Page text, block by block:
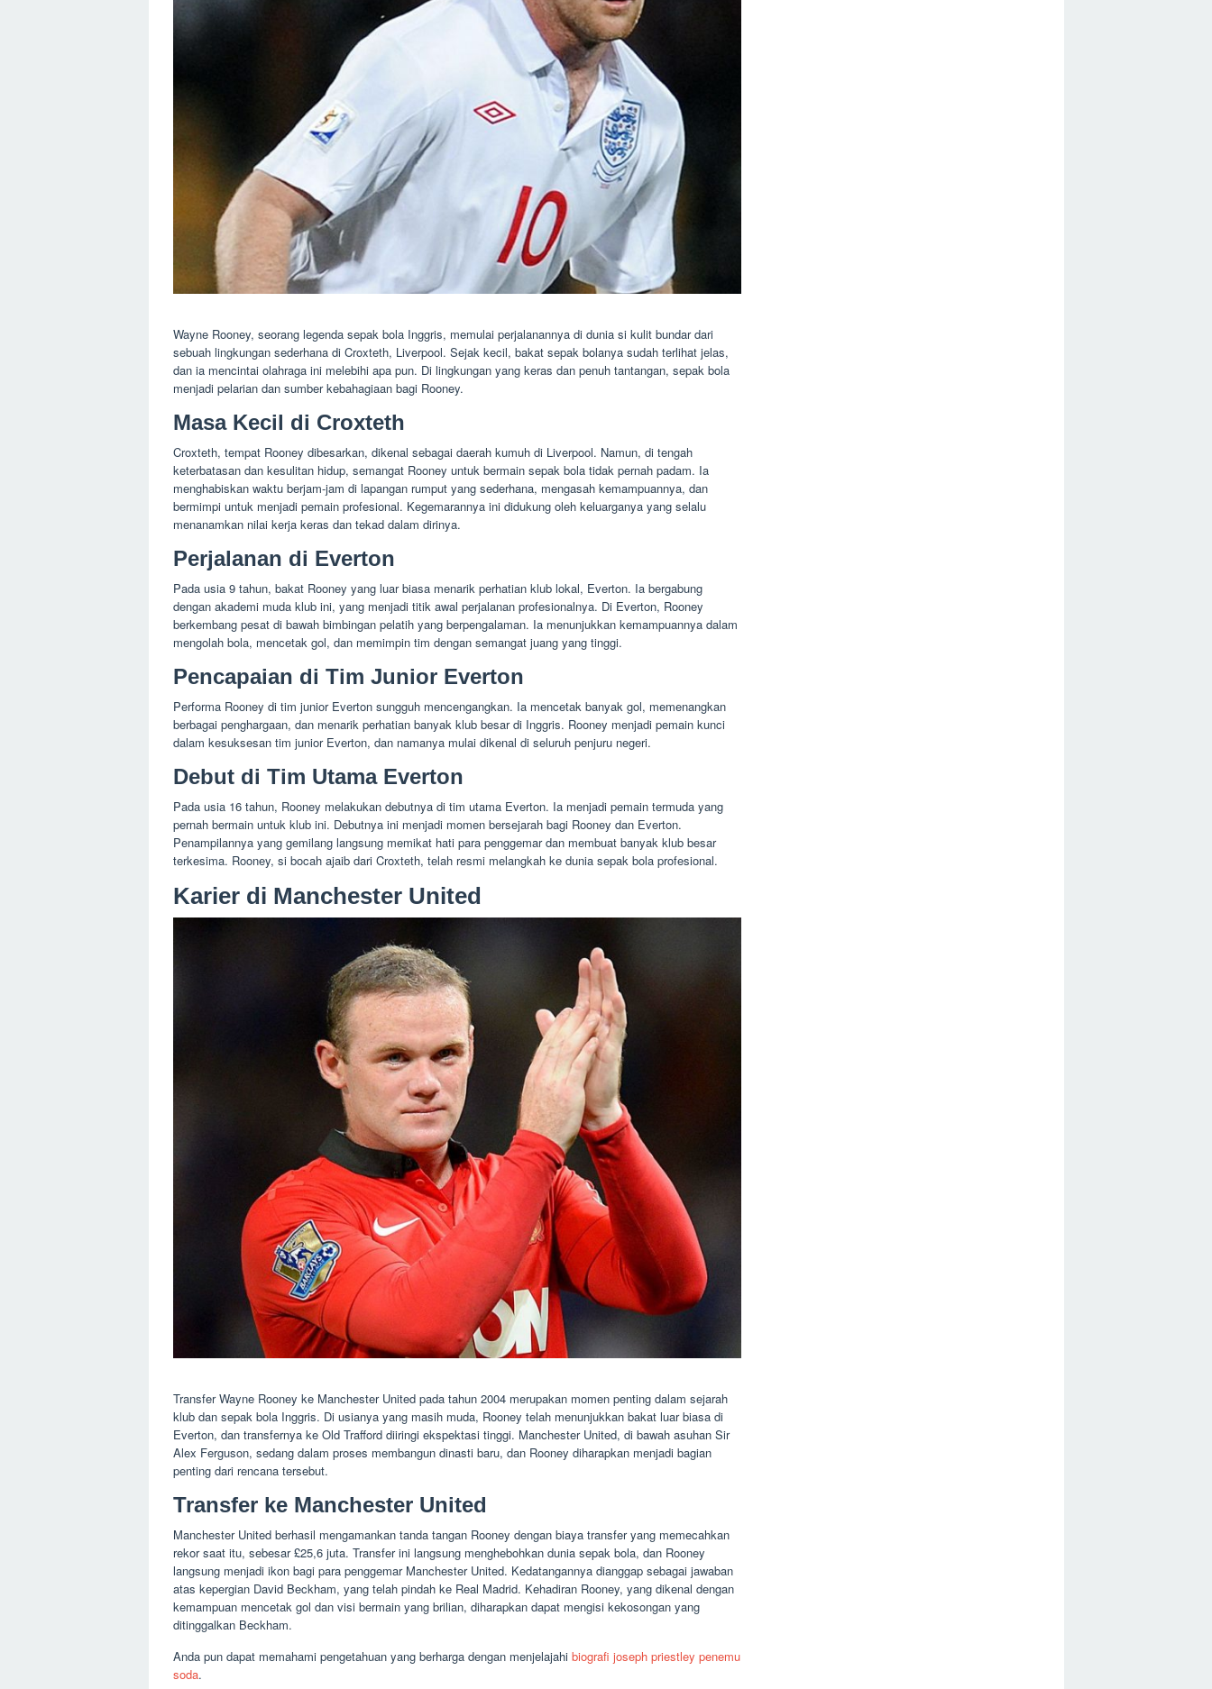
Wayne Rooney, seorang legenda sepak bola Inggris, memulai perjalanannya di dunia si kulit bundar dari
sebuah lingkungan sederhana di Croxteth, Liverpool. Sejak kecil, bakat sepak bolanya sudah terlihat jelas,
dan ia mencintai olahraga ini melebihi apa pun. Di lingkungan yang keras dan penuh tantangan, sepak bola
menjadi pelarian dan sumber kebahagiaan bagi Rooney.
Masa Kecil di Croxteth
Croxteth, tempat Rooney dibesarkan, dikenal sebagai daerah kumuh di Liverpool. Namun, di tengah
keterbatasan dan kesulitan hidup, semangat Rooney untuk bermain sepak bola tidak pernah padam. Ia
menghabiskan waktu berjam-jam di lapangan rumput yang sederhana, mengasah kemampuannya, dan
bermimpi untuk menjadi pemain profesional. Kegemarannya ini didukung oleh keluarganya yang selalu
menanamkan nilai kerja keras dan tekad dalam dirinya.
Perjalanan di Everton
Pada usia 9 tahun, bakat Rooney yang luar biasa menarik perhatian klub lokal, Everton. Ia bergabung
dengan akademi muda klub ini, yang menjadi titik awal perjalanan profesionalnya. Di Everton, Rooney
berkembang pesat di bawah bimbingan pelatih yang berpengalaman. Ia menunjukkan kemampuannya dalam
mengolah bola, mencetak gol, dan memimpin tim dengan semangat juang yang tinggi.
Pencapaian di Tim Junior Everton
Performa Rooney di tim junior Everton sungguh mencengangkan. Ia mencetak banyak gol, memenangkan
berbagai penghargaan, dan menarik perhatian banyak klub besar di Inggris. Rooney menjadi pemain kunci
dalam kesuksesan tim junior Everton, dan namanya mulai dikenal di seluruh penjuru negeri.
Debut di Tim Utama Everton
Pada usia 16 tahun, Rooney melakukan debutnya di tim utama Everton. Ia menjadi pemain termuda yang
pernah bermain untuk klub ini. Debutnya ini menjadi momen bersejarah bagi Rooney dan Everton.
Penampilannya yang gemilang langsung memikat hati para penggemar dan membuat banyak klub besar
terkesima. Rooney, si bocah ajaib dari Croxteth, telah resmi melangkah ke dunia sepak bola profesional.
Karier di Manchester United
Transfer Wayne Rooney ke Manchester United pada tahun 2004 merupakan momen penting dalam sejarah
klub dan sepak bola Inggris. Di usianya yang masih muda, Rooney telah menunjukkan bakat luar biasa di
Everton, dan transfernya ke Old Trafford diiringi ekspektasi tinggi. Manchester United, di bawah asuhan Sir
Alex Ferguson, sedang dalam proses membangun dinasti baru, dan Rooney diharapkan menjadi bagian
penting dari rencana tersebut.
Transfer ke Manchester United
Manchester United berhasil mengamankan tanda tangan Rooney dengan biaya transfer yang memecahkan
rekor saat itu, sebesar £25,6 juta. Transfer ini langsung menghebohkan dunia sepak bola, dan Rooney
langsung menjadi ikon bagi para penggemar Manchester United. Kedatangannya dianggap sebagai jawaban
atas kepergian David Beckham, yang telah pindah ke Real Madrid. Kehadiran Rooney, yang dikenal dengan
kemampuan mencetak gol dan visi bermain yang brilian, diharapkan dapat mengisi kekosongan yang
ditinggalkan Beckham.
Anda pun dapat memahami pengetahuan yang berharga dengan menjelajahi biografi joseph priestley penemu
soda.